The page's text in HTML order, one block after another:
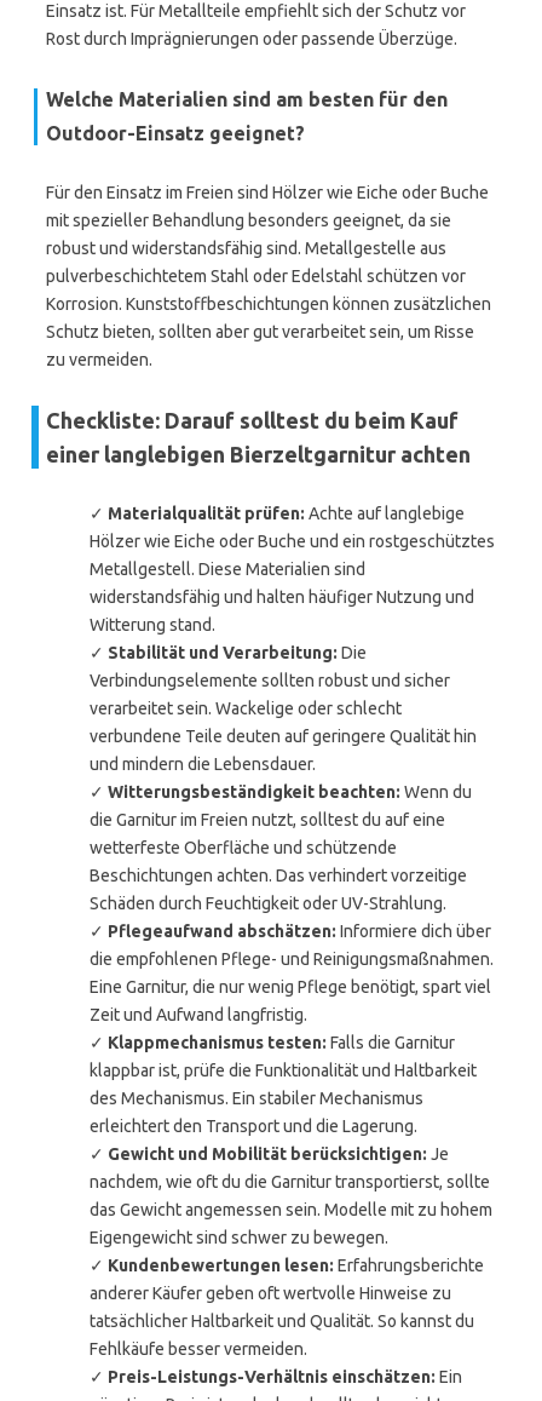
Einsatz ist. Für Metallteile empfiehlt sich der Schutz vor
Rost durch Imprägnierungen oder passende Überzüge.
Welche Materialien sind am besten für den
Outdoor-Einsatz geeignet?
Für den Einsatz im Freien sind Hölzer wie Eiche oder Buche
mit spezieller Behandlung besonders geeignet, da sie
robust und widerstandsfähig sind. Metallgestelle aus
pulverbeschichtetem Stahl oder Edelstahl schützen vor
Korrosion. Kunststoffbeschichtungen können zusätzlichen
Schutz bieten, sollten aber gut verarbeitet sein, um Risse
zu vermeiden.
Checkliste: Darauf solltest du beim Kauf
einer langlebigen Bierzeltgarnitur achten
✓ Materialqualität prüfen: Achte auf langlebige
Hölzer wie Eiche oder Buche und ein rostgeschütztes
Metallgestell. Diese Materialien sind
widerstandsfähig und halten häufiger Nutzung und
Witterung stand.
✓ Stabilität und Verarbeitung: Die
Verbindungselemente sollten robust und sicher
verarbeitet sein. Wackelige oder schlecht
verbundene Teile deuten auf geringere Qualität hin
und mindern die Lebensdauer.
✓ Witterungsbeständigkeit beachten: Wenn du
die Garnitur im Freien nutzt, solltest du auf eine
wetterfeste Oberfläche und schützende
Beschichtungen achten. Das verhindert vorzeitige
Schäden durch Feuchtigkeit oder UV-Strahlung.
✓ Pflegeaufwand abschätzen: Informiere dich über
die empfohlenen Pflege- und Reinigungsmaßnahmen.
Eine Garnitur, die nur wenig Pflege benötigt, spart viel
Zeit und Aufwand langfristig.
✓ Klappmechanismus testen: Falls die Garnitur
klappbar ist, prüfe die Funktionalität und Haltbarkeit
des Mechanismus. Ein stabiler Mechanismus
erleichtert den Transport und die Lagerung.
✓ Gewicht und Mobilität berücksichtigen: Je
nachdem, wie oft du die Garnitur transportierst, sollte
das Gewicht angemessen sein. Modelle mit zu hohem
Eigengewicht sind schwer zu bewegen.
✓ Kundenbewertungen lesen: Erfahrungsberichte
anderer Käufer geben oft wertvolle Hinweise zu
tatsächlicher Haltbarkeit und Qualität. So kannst du
Fehlkäufe besser vermeiden.
✓ Preis-Leistungs-Verhältnis einschätzen: Ein